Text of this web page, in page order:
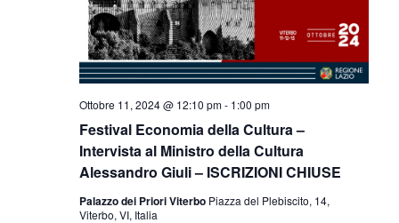
Festival Economia della Cultura –
Intervista al Ministro della Cultura
Alessandro Giuli – ISCRIZIONI CHIUSE
Ottobre 11, 2024 @ 12:10 pm- 1:00 pm
Palazzo dei Priori Viterbo Piazza del Plebiscito, 14,
Viterbo, VI, Italia